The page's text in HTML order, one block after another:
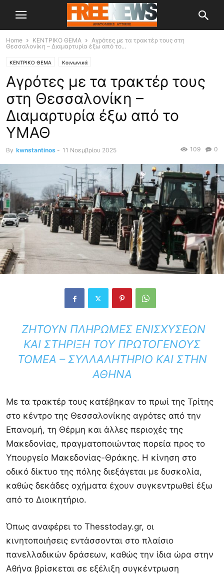
Home ΚΕΝΤΡΙΚΟ ΘΕΜΑ
Αγρότες με τα τρακτέρ τους στη
Θεσσαλονίκη – Διαμαρτυρία έξω από το...
ΚΕΝΤΡΙΚΟ ΘΕΜΑ Κοινωνικά
Αγρότες με τα τρακτέρ τους
στη Θεσσαλονίκη –
Διαμαρτυρία έξω από το
ΥΜΑΘ
By kwnstantinos - 11 Νοεμβρίου 2025 0
109
ΖΗΤΟΎΝ ΠΛΗΡΩΜΈΣ ΕΝΙΣΧΎΣΕΩΝ
ΚΑΙ ΣΤΉΡΙΞΗ ΤΟΥ ΠΡΩΤΟΓΕΝΟΎΣ
ΤΟΜΈΑ – ΣΥΛΛΑΛΗΤΉΡΙΟ ΚΑΙ ΣΤΗΝ
ΑΘΉΝΑ
Με τα τρακτέρ τους κατέβηκαν το πρωί της Τρίτης
στο κέντρο της Θεσσαλονίκης αγρότες από την
Επανομή, τη Θέρμη και άλλες περιοχές της
Μακεδονίας, πραγματοποιώντας πορεία προς το
Υπουργείο Μακεδονίας-Θράκης. Η κίνηση στο
οδικό δίκτυο της πόλης διεξάγεται με δυσκολία,
καθώς δεκάδες οχήματα έχουν συγκεντρωθεί έξω
από το Διοικητήριο.
Όπως αναφέρει το Thesstoday.gr, οι
κινητοποιήσεις εντάσσονται στο πλαίσιο
πανελλαδικών δράσεων, καθώς την ίδια ώρα στην
Αθήνα βρίσκεται σε εξέλιξη συγκέντρωση